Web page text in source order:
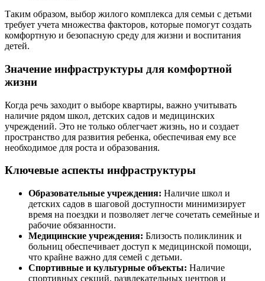
Таким образом, выбор жилого комплекса для семьи с детьми
требует учета множества факторов, которые помогут создать
комфортную и безопасную среду для жизни и воспитания
детей.
Значение инфраструктуры для комфортной
жизни
Когда речь заходит о выборе квартиры, важно учитывать
наличие рядом школ, детских садов и медицинских
учреждений. Это не только облегчает жизнь, но и создает
пространство для развития ребенка, обеспечивая ему все
необходимое для роста и образования.
Ключевые аспекты инфраструктуры
Образовательные учреждения: Наличие школ и
детских садов в шаговой доступности минимизирует
время на поездки и позволяет легче сочетать семейные и
рабочие обязанности.
Медицинские учреждения: Близость поликлиник и
больниц обеспечивает доступ к медицинской помощи,
что крайне важно для семей с детьми.
Спортивные и культурные объекты: Наличие
спортивных секций, развлекательных центров и